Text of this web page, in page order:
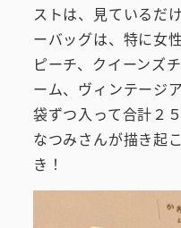
ストは、見ているだ
ーバッグは、特に女
ピーチ、クイーンズ
ーム、ヴィンテージ
袋ずつ入って合計２
なつみさんが描き起
き！